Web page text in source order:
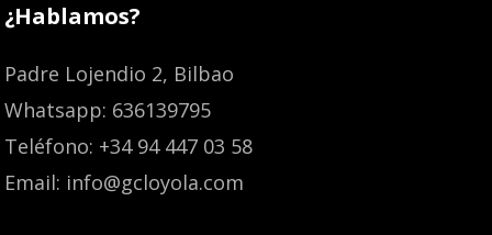
¿Hablamos?
Padre Lojendio 2, Bilbao
Whatsapp: 636139795
Teléfono: +34 94 447 03 58
Email: info@gcloyola.com